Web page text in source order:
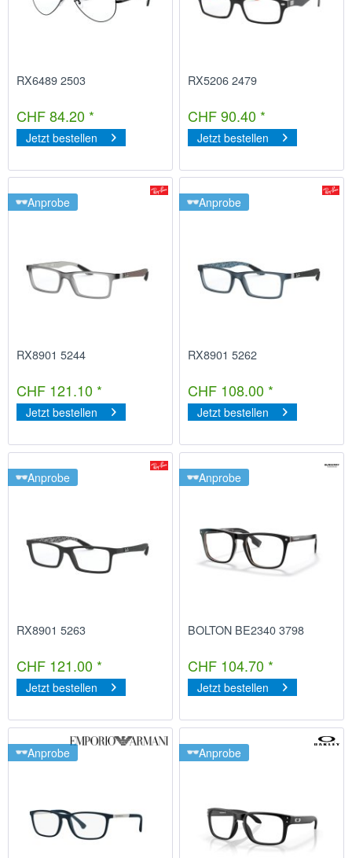
RX6489 2503
CHF 84.20 *
Jetzt bestellen
RX5206 2479
CHF 90.40 *
Jetzt bestellen
Anprobe
RX8901 5244
CHF 121.10 *
Jetzt bestellen
Anprobe
RX8901 5262
CHF 108.00 *
Jetzt bestellen
Anprobe
RX8901 5263
CHF 121.00 *
Jetzt bestellen
Anprobe
BOLTON BE2340 3798
CHF 104.70 *
Jetzt bestellen
Anprobe Anprobe